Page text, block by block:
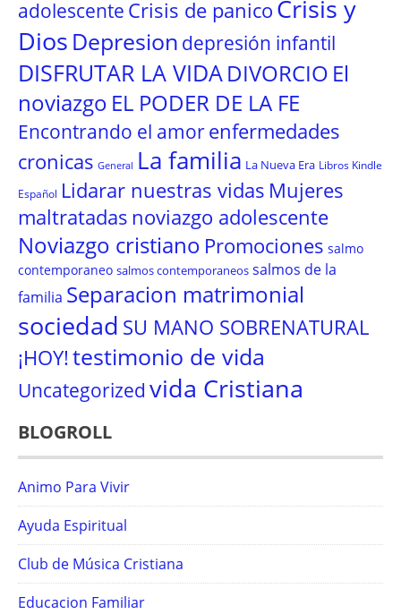
adolescente Crisis de panicoCrisis y
Dios Depresion depresión infantil
DISFRUTAR LA VIDADIVORCIO El
noviazgo EL PODER DE LA FE
Encontrando el amorenfermedades
cronicas General La familia La Nueva Era Libros Kindle
Español Lidarar nuestras vidas Mujeres
maltratadas noviazgo adolescente
Noviazgo cristiano Promociones salmo
contemporaneo salmos contemporaneos salmos de la
familia Separacion matrimonial
sociedad SU MANO SOBRENATURAL
¡HOY!testimonio de vida
Uncategorized vida Cristiana
BLOGROLL
Animo Para Vivir
Ayuda Espiritual
Club de Música Cristiana
Educacion Familiar